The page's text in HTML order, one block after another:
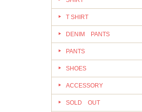
T SHIRT
DENIM PANTS
PANTS
SHOES
ACCESSORY
SOLD OUT